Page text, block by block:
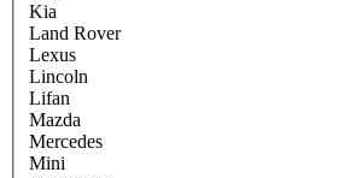
Kia
Land Rover
Lexus
Lincoln
Lifan
Mazda
Mercedes
Mini